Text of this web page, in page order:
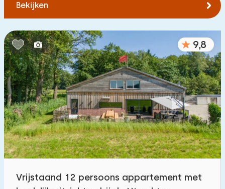
Bekijken
9,8
Vrijstaand 12 persoons appartement met